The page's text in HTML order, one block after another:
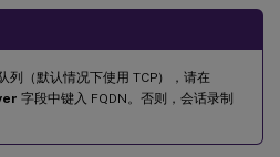
列（默认情况下使用 TCP），请在
字段中键入 FQDN。否则，会话录制